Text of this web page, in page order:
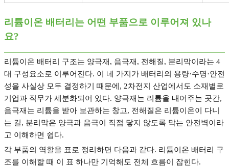
리튬이온 배터리는 어떤 부품으로 이루어져 있나
요?
리튬이온 배터리 구조는 양극재 , 음극재 , 전해질, 분리막이라는 4
대 구성요소로 이루어진다. 이 네 가지가 배터리의 용량·수명·안전
성을 사실상 모두 결정하기 때문에 , 2차전지 산업에서도 소재별로
기업과 직무가 세분화되어 있다. 양극재는 리튬을 내어주는 곳간,
음극재는 리튬을 받아 보관하는 창고, 전해질은 리튬이온이 다니
는 길, 분리막은 양극과 음극이 직접 닿지 않도록 막는 안전벽이라
고 이해하면 쉽다.
각 부품의 역할을 표로 정리하면 다음과 같다. 리튬이온 배터리 구
조를 이해할 때 이 표 하나만 기억해도 전체 흐름이 잡힌다.